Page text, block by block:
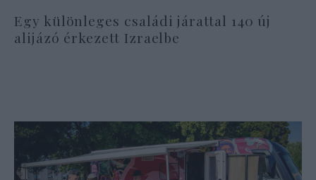
Egy különleges családi járattal 140 új
alijázó érkezett Izraelbe